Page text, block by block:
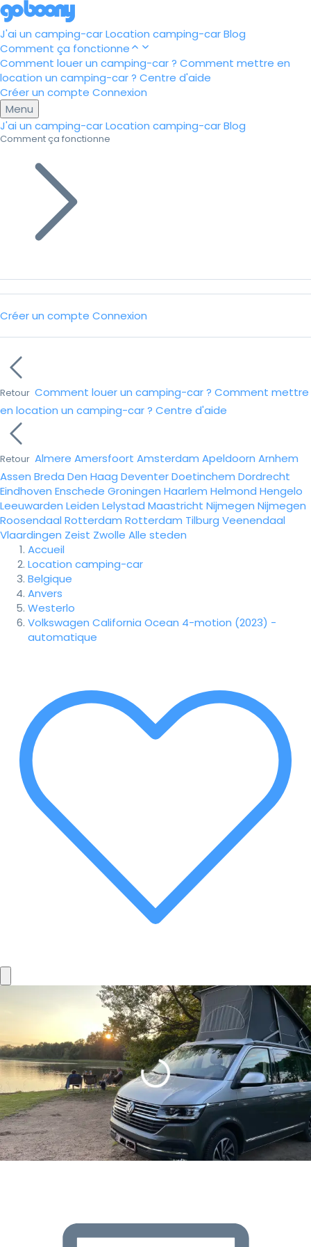
J'ai un camping-carLocation camping-carBlog
Comment ça fonctionne
Comment louer un camping-car ? Comment mettre en
location un camping-car ? Centre d'aide
Créer un compte Connexion
Menu
J'ai un camping-carLocation camping-carBlog
Comment ça fonctionne
Créer un compte Connexion
Retour Comment louer un camping-car ? Comment mettre
en location un camping-car ? Centre d'aide
Retour Almere Amersfoort Amsterdam Apeldoorn Arnhem
Assen Breda Den Haag DeventerDoetinchem Dordrecht
Eindhoven Enschede Groningen Haarlem Helmond Hengelo
Leeuwarden Leiden Lelystad Maastricht Nijmegen Nijmegen
Roosendaal Rotterdam Rotterdam Tilburg Veenendaal
Vlaardingen Zeist Zwolle Alle steden
Accueil
Location camping-car
Belgique
Anvers
Westerlo
Volkswagen California Ocean 4-motion (2023) -
automatique